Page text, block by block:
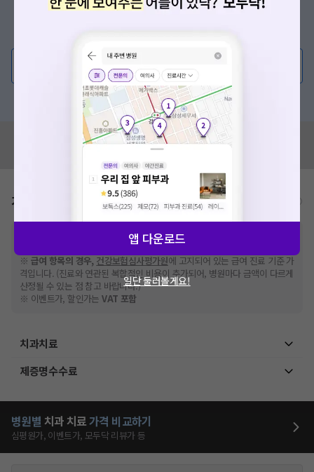
💬 무엇이든 물어보세요
혹은, 의료상담 서비스에 다양한 게시글 보러가기
혹시 잘못된 병원정보가 있나요?
가격표 비급여/급여 진료란?
추가비용 등으로 실제 가격과 상이할 수 있으니, 정확
한 가격은 해당 의료기관에 직접 문의해주세요.
※ 급여 항목의 경우, 건강보험심사평가원에 고지되어 있는 급여 진료 기준 가
격입니다. (진료와 연관된 복합적인 비용이 추가되어, 병원마다 금액이 다르게
산정될 수 있는 점 참고 바랍니다.)
※ 이벤트가, 할인가는VAT 포함
치과치료
제증명수수료
병원별 치과 치료가격 비교하기
심평원가, 이벤트가, 모두닥 리뷰가 등
앱 다운로드
일단 둘러볼게요!